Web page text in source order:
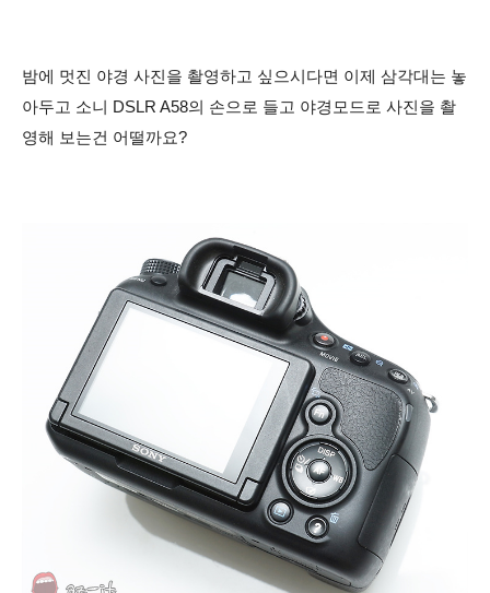
밤에 멋진 야경 사진을 촬영하고 싶으시다면 이제 삼각대는 놓
아두고 소니 DSLR A58의 손으로 들고 야경모드로 사진을 촬
영해 보는건 어떨까요?